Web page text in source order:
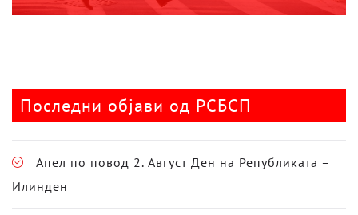
Последни објави од РСБСП
Апел по повод 2. Август Ден на Републиката –
Илинден